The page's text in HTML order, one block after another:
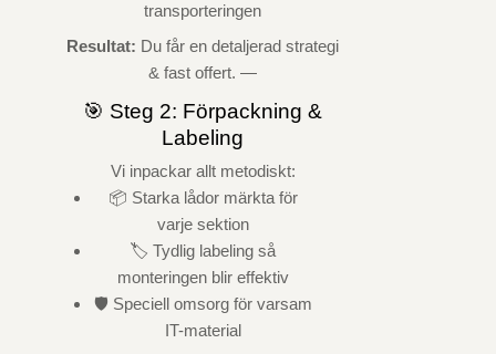
transporteringen
Resultat: Du får en detaljerad strategi
& fast offert. —
🎯 Steg 2: Förpackning &
Labeling
Vi inpackar allt metodiskt:
📦 Starka lådor märkta för
varje sektion
🏷️ Tydlig labeling så
monteringen blir effektiv
🛡️ Speciell omsorg för varsam
IT-material